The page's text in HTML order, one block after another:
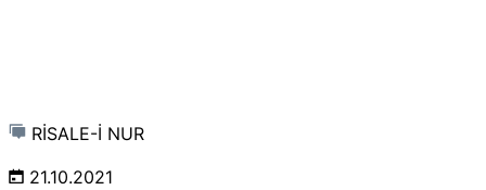
RİSALE-İ NUR
21.10.2021